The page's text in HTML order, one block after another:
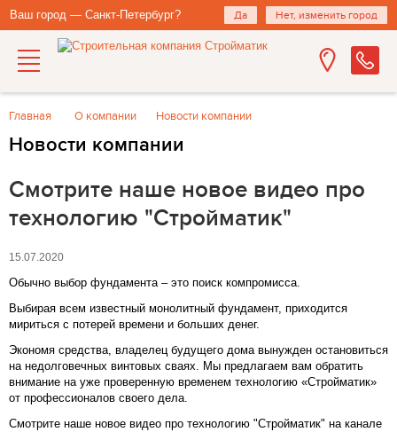
Ваш город — Санкт-Петербург? Да Нет, изменить город
Главная О компании Новости компании
Новости компании
Смотрите наше новое видео про
технологию "Стройматик"
15.07.2020
Обычно выбор фундамента – это поиск компромисса.
Выбирая всем известный монолитный фундамент, приходится
мириться с потерей времени и больших денег.
Экономя средства, владелец будущего дома вынужден остановиться
на недолговечных винтовых сваях. Мы предлагаем вам обратить
внимание на уже проверенную временем технологию «Стройматик»
от профессионалов своего дела.
Смотрите наше новое видео про технологию "Стройматик" на канале